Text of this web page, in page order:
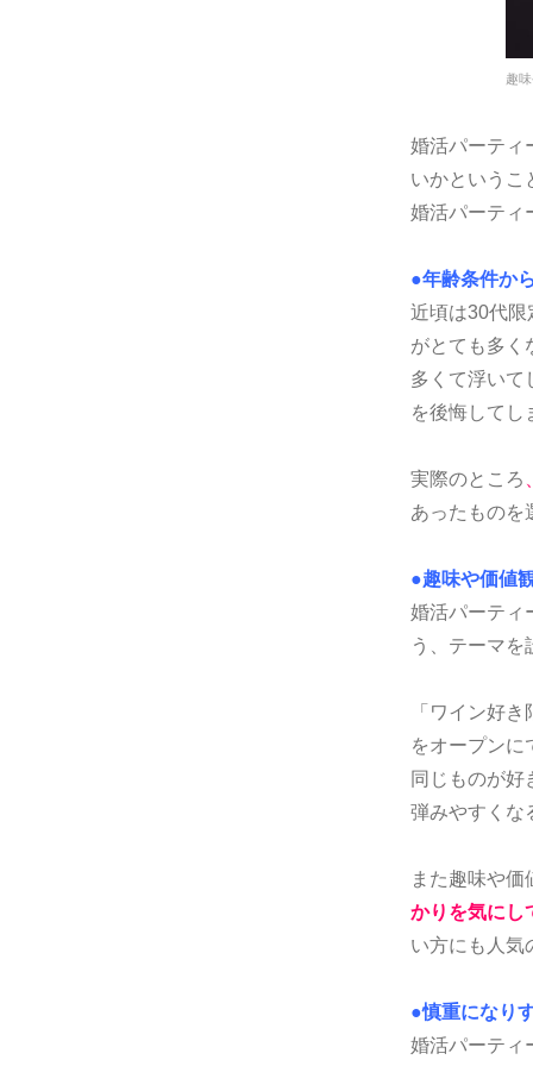
趣
婚活パーティ
いかというこ
婚活パーティ
●年齢条件か
近頃は30代限
がとても多く
多くて浮いて
を後悔して
実際のところ
あったものを
●趣味や価値
婚活パーティ
う、テーマ
「ワイン好
をオープンに
同じものが好
弾みやすくな
また趣味や価
かりを気にし
い方にも人気
●慎重になり
婚活パーティ